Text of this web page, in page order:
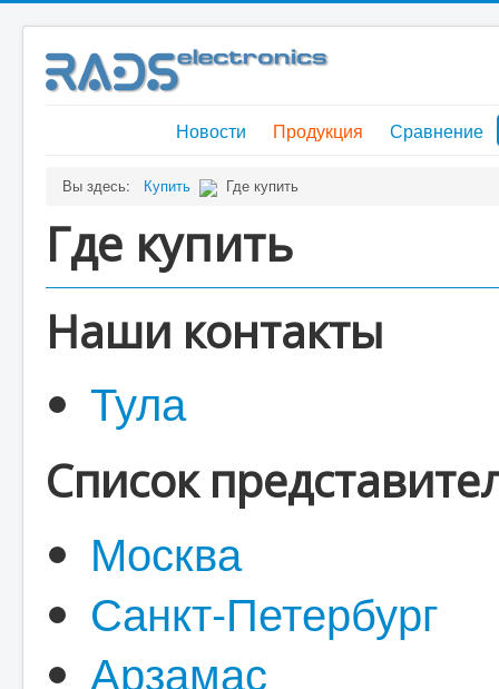
Новости Продукция Сравнение
Вы здесь: Купить Где купить
Где купить
Наши контакты
Тула
Список
Москва
Санкт-Петербург
Арзамас